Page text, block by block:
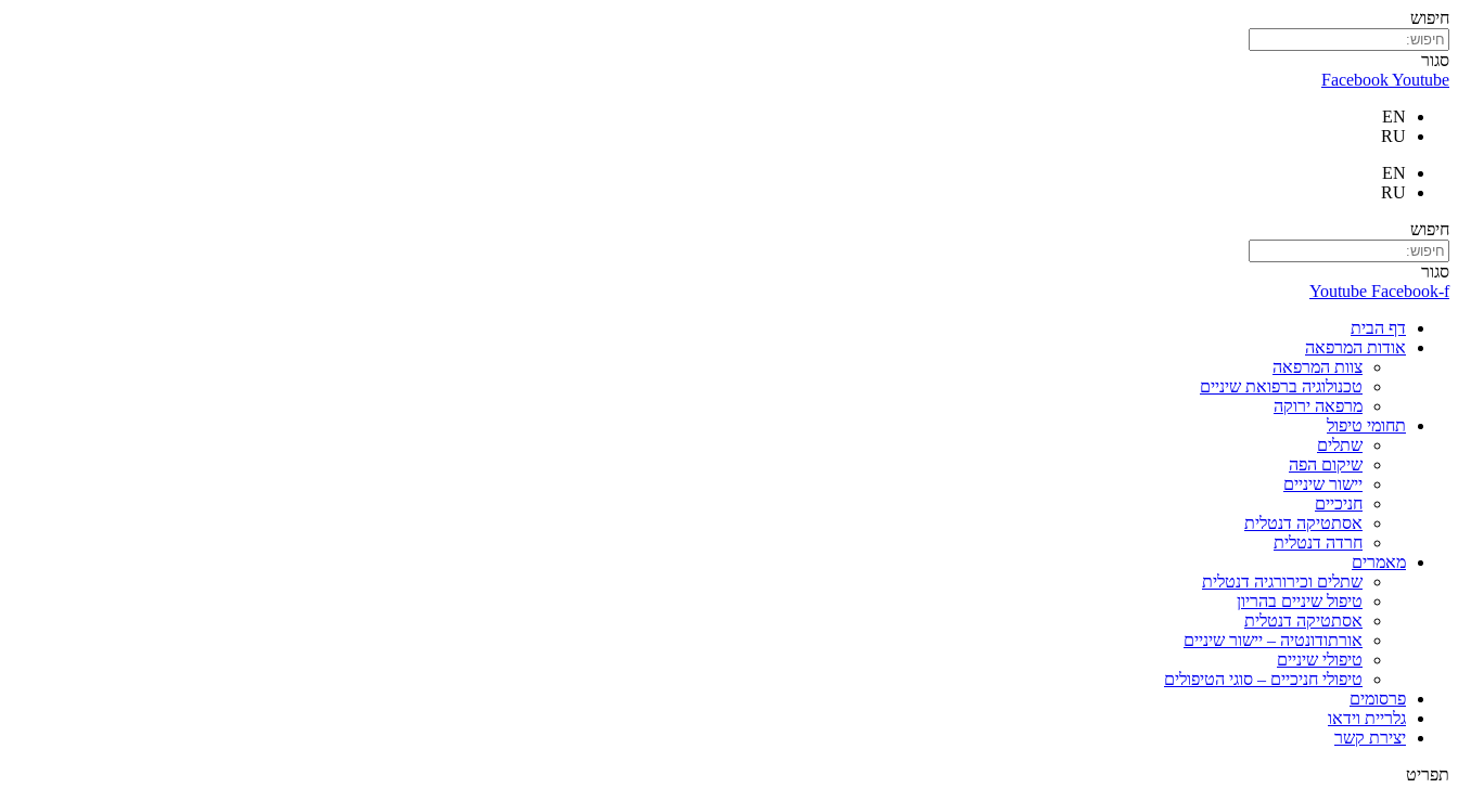
חיפוש
סגור
FacebookYoutube
EN
RU
EN
RU
חיפוש
סגור
Youtube Facebook-f
דף הבית
אודות המרפאה
צוות המרפאה
טכנולוגיה ברפואת שיניים
מרפאה ירוקה
תחומי טיפול
שתלים
שיקום הפה
יישור שיניים
חניכיים
אסתטיקה דנטלית
חרדה דנטלית
מאמרים
שתלים וכירורגיה דנטלית
טיפול שיניים בהריון
אסתטיקה דנטלית
אורתודונטיה – יישור שיניים
טיפולי שיניים
טיפולי חניכיים – סוגי הטיפולים
פרסומים
גלריית וידאו
יצירת קשר
תפריט